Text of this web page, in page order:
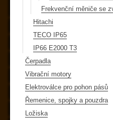
Frekvenční měniče se
Hitachi
TECO IP65
IP66 E2000 T3
Čerpadla
Vibrační motory
Elektroválce pro pohon pásů
Řemenice, spojky a pouzdra
Ložiska